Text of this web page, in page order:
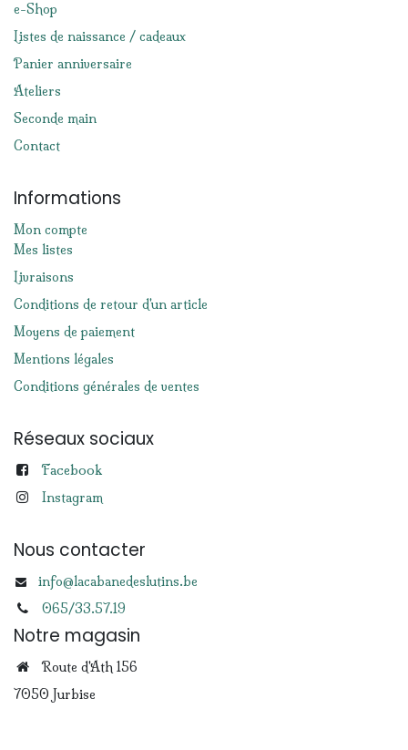
e-Shop
Listes de naissance / cadeaux
Panier anniversaire
Ateliers
Seconde main
Contact
Informations
Mon compte
Mes listes
Livraisons
Conditions de retour d'un article
Moyens de paiement
Mentions légales
Conditions générales de ventes
Réseaux sociaux
Facebook
Instagram
Nous contacter
info@lacabanedeslutins.be
065/33.57.19
Notre magasin
Route d'Ath 156
7050 Jurbise